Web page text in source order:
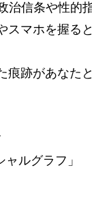
信条や性的
スマホを握る
痕跡があなた
ルグラフ」